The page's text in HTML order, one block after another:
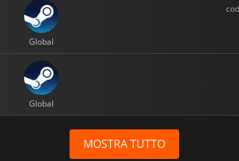
Global
Global
MOSTRA TUTTO